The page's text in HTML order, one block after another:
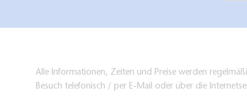
Alle Informationen, Zeiten und Preise werden
Besuch telefonisch / per E-Mail oder über die